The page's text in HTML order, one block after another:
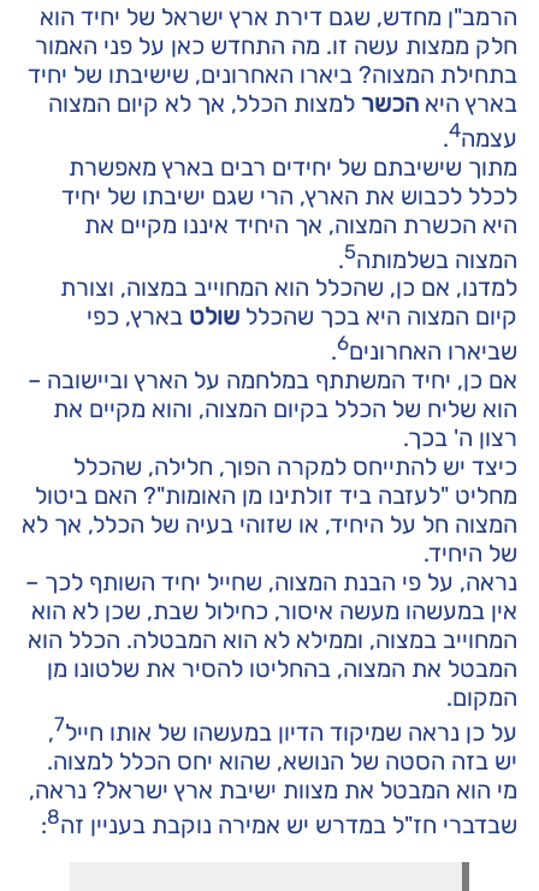
הרמב"ן מחדש, שגם דירת ארץ ישראל של יחיד הוא
חלק ממצות עשה זו. מה התחדש כאן על פני האמור
בתחילת המצוה? ביארו האחרונים, שישיבתו של יחיד
בארץ היא הכשר למצות הכלל, אך לא קיום המצוה
עצמה4
.
מתוך שישיבתם של יחידים רבים בארץ מאפשרת
לכלל לכבוש את הארץ, הרי שגם ישיבתו של יחיד
היא הכשרת המצוה, אך היחיד איננו מקיים את
המצוה בשלמותה5
.
למדנו, אם כן, שהכלל הוא המחוייב במצוה, וצורת
קיום המצוה היא בכך שהכלל שולט בארץ, כפי
שביארו האחרונים6
.
אם כן, יחיד המשתתף במלחמה על הארץ וביישובה –
הוא שליח של הכלל בקיום המצוה, והוא מקיים את
רצון ה' בכך.
כיצד יש להתייחס למקרה הפוך, חלילה, שהכלל
מחליט "לעזבה ביד זולתינו מן האומות"? האם ביטול
המצוה חל על היחיד, או שזוהי בעיה של הכלל, אך לא
של היחיד.
נראה, על פי הבנת המצוה, שחייל יחיד השותף לכך –
אין במעשהו מעשה איסור, כחילול שבת, שכן לא הוא
המחוייב במצוה, וממילא לא הוא המבטלה. הכלל הוא
המבטל את המצוה, בהחליטו להסיר את שלטונו מן
המקום.
על כן נראה שמיקוד הדיון במעשהו של אותו חייל7
,
יש בזה הסטה של הנושא, שהוא יחס הכלל למצוה.
מי הוא המבטל את מצוות ישיבת ארץ ישראל? נראה,
שבדברי חז"ל במדרש יש אמירה נוקבת בעניין זה8
: